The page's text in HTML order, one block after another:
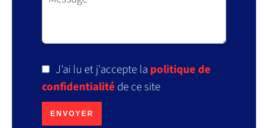
J’ai lu et j'accepte la politique de
confidentialitéde ce site
ENVOYER